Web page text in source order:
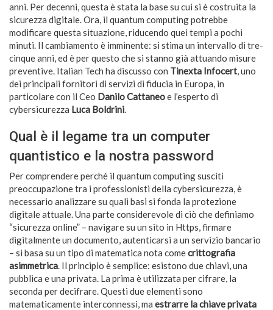
anni. Per decenni, questa è stata la base su cui si è costruita la
sicurezza digitale. Ora, il quantum computing potrebbe
modificare questa situazione, riducendo quei tempi a pochi
minuti. Il cambiamento è imminente: si stima un intervallo di tre-
cinque anni, ed è per questo che si stanno già attuando misure
preventive. Italian Tech ha discusso con Tinexta Infocert , uno
dei principali fornitori di servizi di fiducia in Europa, in
particolare con il Ceo Danilo Cattaneoe l’esperto di
cybersicurezza Luca Boldrini
Qual è il legame tra un computer
quantistico e la nostra password
Per comprendere perché il quantum computing susciti
preoccupazione tra i professionisti della cybersicurezza, è
necessario analizzare su quali basi si fonda la protezione
digitale attuale. Una parte considerevole di ciò che definiamo
“sicurezza online” – navigare su un sito in Https, firmare
digitalmente un documento, autenticarsi a un servizio bancario
– si basa su un tipo di matematica nota comecrittografia
asimmetrica . Il principio è semplice: esistono due chiavi, una
pubblica e una privata. La prima è utilizzata per cifrare, la
seconda per decifrare. Questi due elementi sono
matematicamente interconnessi, ma estrarre la chiave privata